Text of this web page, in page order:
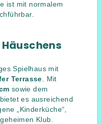
ist mit normalem
Spielhaus mit
Terrasse . Mit
sowie dem
es ausreichend
„Kinderküche“,
Klub.